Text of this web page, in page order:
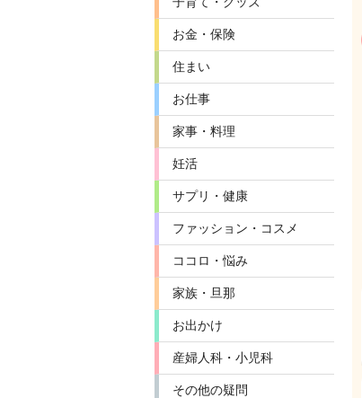
お金・保険
住まい
お仕事
家事・料理
妊活
サプリ・健康
ファッション・コスメ
ココロ・悩み
家族・旦那
お出かけ
産婦人科・小児科
その他の疑問